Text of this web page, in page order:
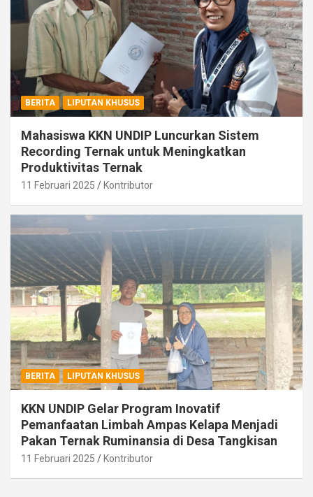
BERITA LIPUTAN KHUSUS
Mahasiswa KKN UNDIP Luncurkan Sistem
Recording Ternak untuk Meningkatkan
Produktivitas Ternak
11 Februari 2025 Kontributor
BERITA LIPUTAN KHUSUS
KKN UNDIP Gelar Program Inovatif
Pemanfaatan Limbah Ampas Kelapa Menjadi
Pakan Ternak Ruminansia di Desa Tangkisan
11 Februari 2025 Kontributor